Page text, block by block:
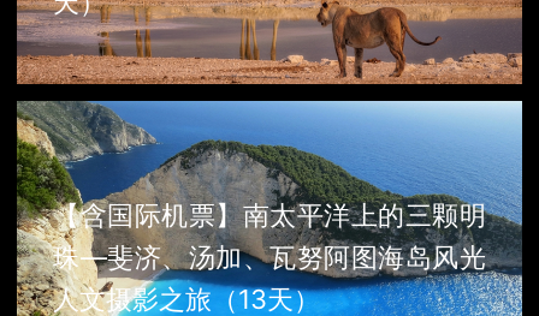
【含国际机票】南太平洋上的三颗明
珠—斐济、汤加、瓦努阿图海岛风光
人文摄影之旅（13天）